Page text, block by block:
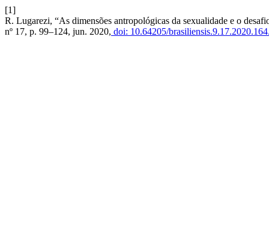
[1]
R. Lugarezi, “As dimensões antropológicas da sexualidade e o
nº 17, p. 99–124, jun. 2020, doi: 10.64205/